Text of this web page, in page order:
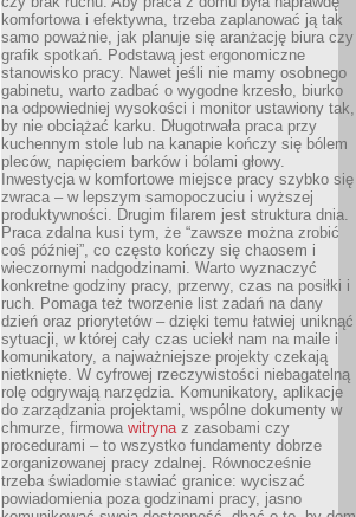
komfortowa i efektywna, trzeba zaplanować ją tak
samo poważnie, jak planuje się aranżację biura czy
grafik spotkań. Podstawą jest ergonomiczne
stanowisko pracy. Nawet jeśli nie mamy osobnego
gabinetu, warto zadbać o wygodne krzesło, biurko
na odpowiedniej wysokości i monitor ustawiony tak,
by nie obciążać karku. Długotrwała praca przy
kuchennym stole lub na kanapie kończy się bólem
pleców, napięciem barków i bólami głowy.
Inwestycja w komfortowe miejsce pracy szybko się
zwraca – w lepszym samopoczuciu i wyższej
produktywności. Drugim filarem jest struktura dnia.
Praca zdalna kusi tym, że “zawsze można zrobić
coś później”, co często kończy się chaosem i
wieczornymi nadgodzinami. Warto wyznaczyć
konkretne godziny pracy, przerwy, czas na posiłki i
ruch. Pomaga też tworzenie list zadań na dany
dzień oraz priorytetów – dzięki temu łatwiej uniknąć
sytuacji, w której cały czas uciekł nam na maile i
komunikatory, a najważniejsze projekty czekają
nietknięte. W cyfrowej rzeczywistości niebagatelną
rolę odgrywają narzędzia. Komunikatory, aplikacje
do zarządzania projektami, wspólne dokumenty w
chmurze, firmowa witrynaz zasobami czy
procedurami – to wszystko fundamenty dobrze
zorganizowanej pracy zdalnej. Równocześnie
trzeba świadomie stawiać granice: wyciszać
powiadomienia poza godzinami pracy, jasno